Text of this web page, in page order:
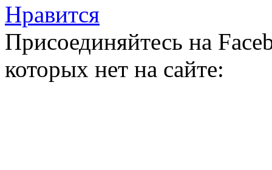
Нравится
Присоединяйтесь на
которых нет на сайте: